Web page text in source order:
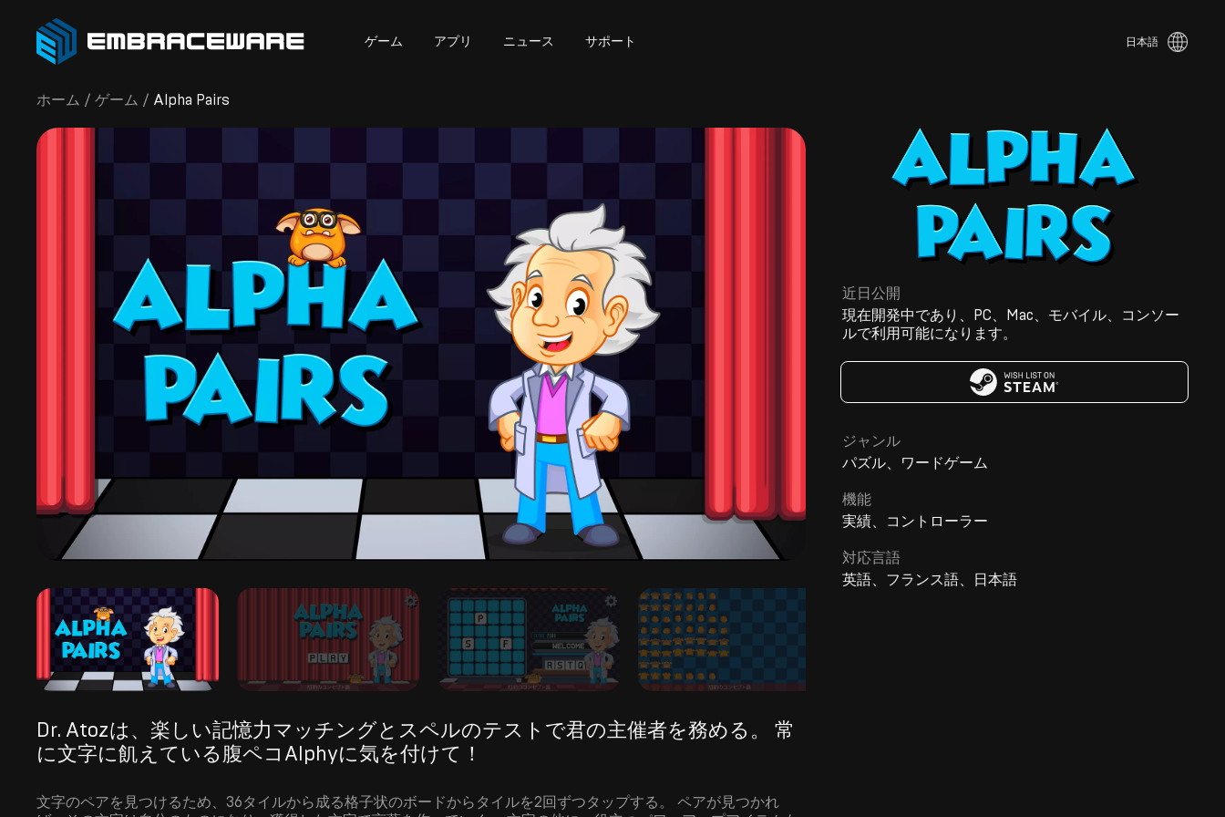
ゲーム アプリ ニュース サポート 日本語
ホーム / ゲーム / Alpha Pairs
Dr. Atozは、楽しい記憶力マッチングとスペルのテストで君の主催者を務める。 常
に文字に飢えている腹ペコAlphyに気を付けて！
文字のペアを見つけるため、36タイルから成る格子状のボードからタイルを2回ずつタップする。 ペアが見つかれ
近日公開
現在開発中であり、PC、Mac、モバイル、コンソー
ルで利用可能になります。
ジャンル
パズル、ワードゲーム
機能
実績、コントローラー
対応言語
英語、フランス語、日本語